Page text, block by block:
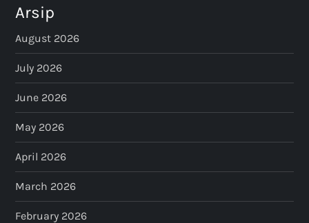
Arsip
August 2026
July 2026
June 2026
May 2026
April 2026
March 2026
February 2026